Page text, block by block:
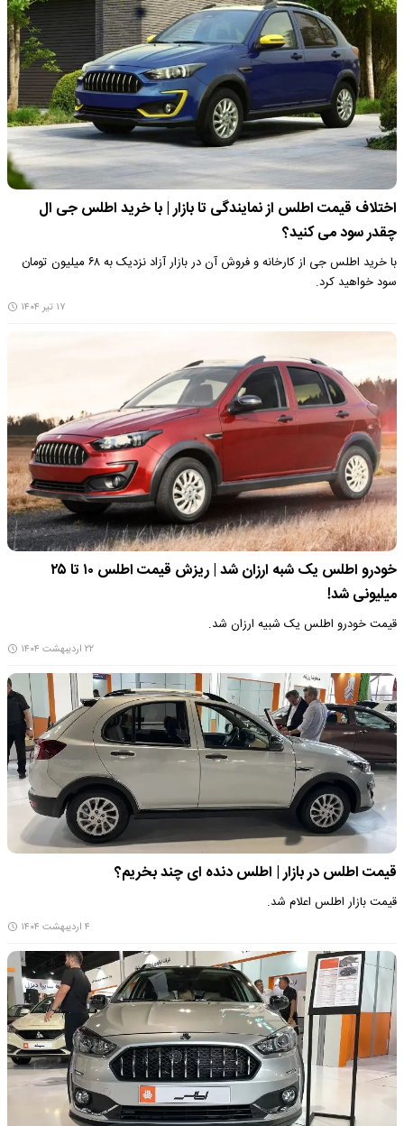
اختلاف قیمت اطلس از نمایندگی تا بازار | با خرید اطلس جی ال
چقدر سود می کنید؟
با خرید اطلس جی از کارخانه و فروش آن در بازار آزاد نزدیک به ۶۸ میلیون تومان
سود خواهید کرد.
۱۷ تیر ۱۴۰۴
خودرو اطلس یک شبه ارزان شد | ریزش قیمت اطلس ۱۰ تا ۲۵
میلیونی شد!
قیمت خودرو اطلس یک شبیه ارزان شد.
۲۲ اردیبهشت ۱۴۰۴
قیمت اطلس در بازار | اطلس دنده ای چند بخریم؟
قیمت بازار اطلس اعلام شد.​
۴ اردیبهشت ۱۴۰۴